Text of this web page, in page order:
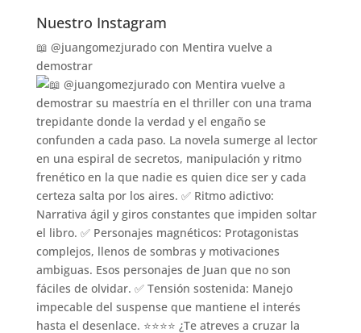
Nuestro Instagram
📖 @juangomezjurado con Mentira vuelve a
demostrar